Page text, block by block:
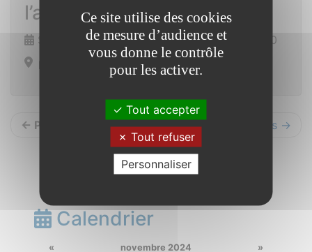
l’association Evoé
Samedi 14 décembre 2024 de 16h00 à 18h30
Eglise de St Vincent sur Oust
← Précédents Suivants →
Calendrier
« novembre 2024
»
Ce site utilise des cookies
de mesure d’audience et
vous donne le contrôle
pour les activer.
Tout accepter
Tout refuser
Personnaliser